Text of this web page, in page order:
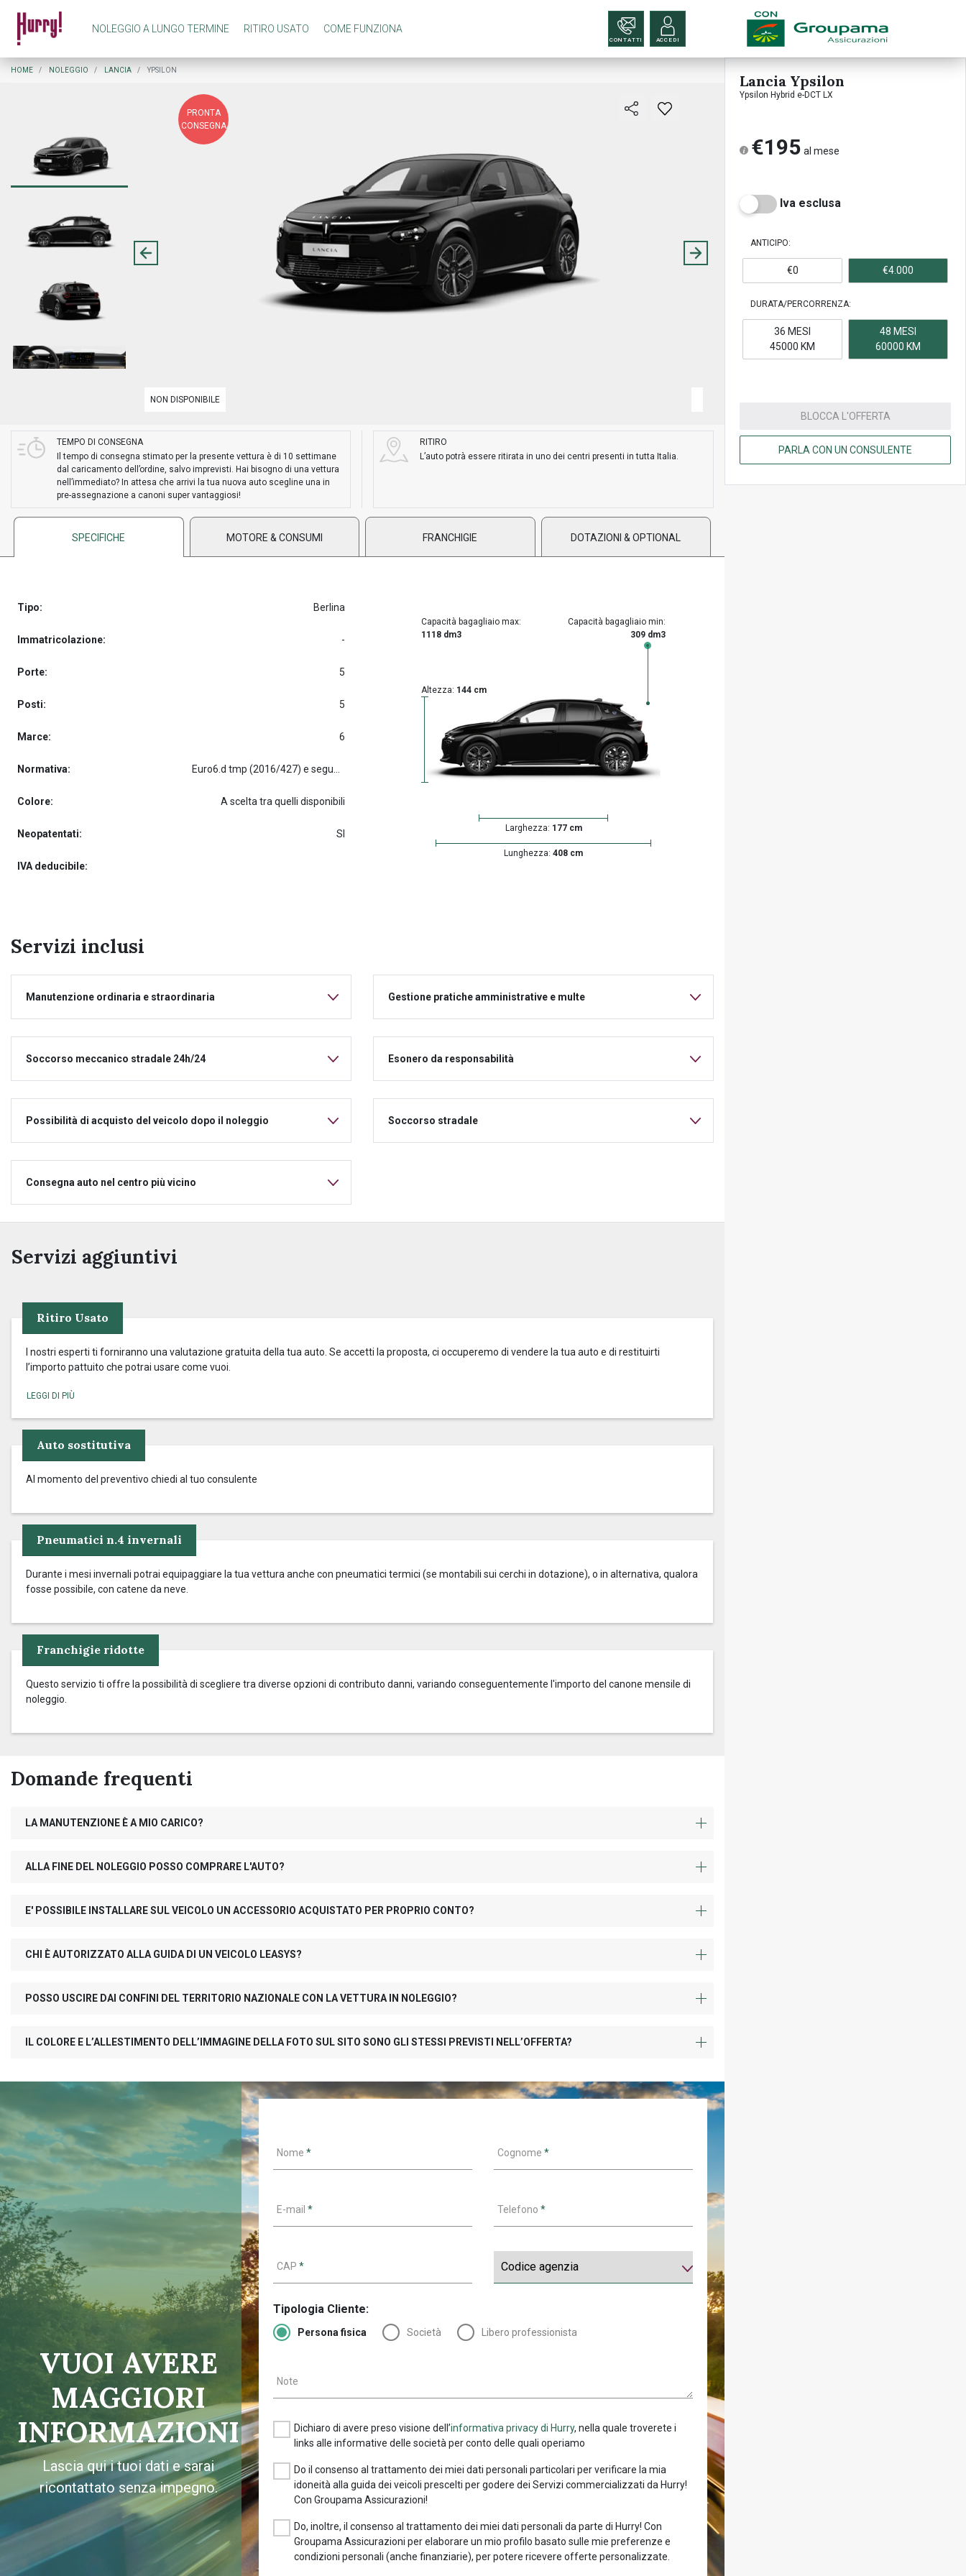
NOLEGGIO A LUNGO TERMINE RITIRO USATO COME FUNZIONA
CONTATTI ACCEDI
Lancia Ypsilon
Ypsilon Hybrid e-DCT LX
€195 al mese
Iva esclusa
ANTICIPO:
€0 €4.000
DURATA/PERCORRENZA:
36 MESI
45000 KM
48 MESI
60000 KM
BLOCCA L'OFFERTA
PARLA CON UN CONSULENTE
HOME NOLEGGIO LANCIA YPSILON
PRONTA
CONSEGNA
NON DISPONIBILE
TEMPO DI CONSEGNA
Il tempo di consegna stimato per la presente vettura è di 10 settimane
dal caricamento dell’ordine, salvo imprevisti. Hai bisogno di una vettura
nell’immediato? In attesa che arrivi la tua nuova auto scegline una in
pre-assegnazione a canoni super vantaggiosi!
RITIRO
L’auto potrà essere ritirata in uno dei centri presenti in tutta Italia.
SPECIFICHE MOTORE & CONSUMI FRANCHIGIE DOTAZIONI & OPTIONAL
Tipo: Berlina
Immatricolazione: -
Porte: 5
Posti: 5
Marce: 6
Normativa:
Colore: A scelta tra quelli disponibili
Neopatentati: SI
IVA deducibile:
Capacità bagagliaio max:
1118 dm3
Capacità bagagliaio min:
309 dm3
Altezza: 144 cm
Larghezza: 177 cm
Lunghezza: 408 cm
Servizi inclusi
Manutenzione ordinaria e straordinaria Gestione pratiche amministrative e multe
Soccorso meccanico stradale 24h/24 Esonero da responsabilità
Possibilità di acquisto del veicolo dopo il noleggio Soccorso stradale
Consegna auto nel centro più vicino
Servizi aggiuntivi
Ritiro Usato
I nostri esperti ti forniranno una valutazione gratuita della tua auto. Se accetti la proposta, ci occuperemo di vendere la tua auto e di restituirti
l’importo pattuito che potrai usare come vuoi.
Auto sostitutiva
Al momento del preventivo chiedi al tuo consulente
Pneumatici n.4 invernali
Durante i mesi invernali potrai equipaggiare la tua vettura anche con pneumatici termici (se montabili sui cerchi in dotazione), o in alternativa, qualora
fosse possibile, con catene da neve.
Franchigie ridotte
Questo servizio ti offre la possibilità di scegliere tra diverse opzioni di contributo danni, variando conseguentemente l'importo del canone mensile di
noleggio.
Domande frequenti
LA MANUTENZIONE È A MIO CARICO?
ALLA FINE DEL NOLEGGIO POSSO COMPRARE L'AUTO?
E' POSSIBILE INSTALLARE SUL VEICOLO UN ACCESSORIO ACQUISTATO PER PROPRIO CONTO?
CHI È AUTORIZZATO ALLA GUIDA DI UN VEICOLO LEASYS?
POSSO USCIRE DAI CONFINI DEL TERRITORIO NAZIONALE CON LA VETTURA IN NOLEGGIO?
IL COLORE E L’ALLESTIMENTO DELL’IMMAGINE DELLA FOTO SUL SITO SONO GLI STESSI PREVISTI NELL’OFFERTA?
VUOI AVERE
MAGGIORI
INFORMAZIONI
Lascia qui i tuoi dati e sarai
ricontattato senza impegno.
Nome * Cognome *
E-mail * Telefono *
CAP *
Tipologia Cliente:
Persona fisica Società Libero professionista
Note
Dichiaro di avere preso visione dell’informativa privacy di Hurry, nella quale troverete i
links alle informative delle società per conto delle quali operiamo
Do il consenso al trattamento dei miei dati personali particolari per verificare la mia
idoneità alla guida dei veicoli prescelti per godere dei Servizi commercializzati da Hurry!
Con Groupama Assicurazioni!
Do, inoltre, il consenso al trattamento dei miei dati personali da parte di Hurry! Con
Groupama Assicurazioni per elaborare un mio profilo basato sulle mie preferenze e
condizioni personali (anche finanziarie), per potere ricevere offerte personalizzate.
NOLEGGIO A LUNGO TERMINE AZIENDE
PREASSEGNAZIONE